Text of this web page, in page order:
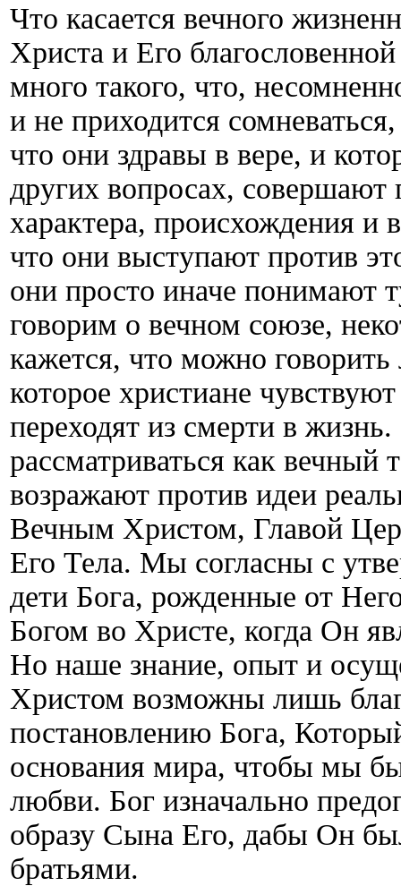
Что касается вечного
Христа и Его
много такого, что,
и не приходится
что они здравы в вере, и
других вопросах,
характера, происхождения и
что они выступают против
они просто иначе понимают
говорим о вечном союзе,
кажется, что можно
которое христиане
переходят из смерти в
рассматриваться как
возражают против идеи
Вечным Христом, Главой
Его Тела. Мы согласны с
дети Бога, рожденные от
Богом во Христе, когда Он
Но наше знание, опыт и
Христом возможны лишь
постановлению Бога,
основания мира, чтобы мы
любви. Бог изначально
образу Сына Его, дабы Он
братьями.